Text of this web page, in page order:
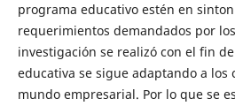
programa educativo estén en
requerimientos demandados por
investigación se realizó con el fin
educativa se sigue adaptando a los
mundo empresarial. Por lo que se